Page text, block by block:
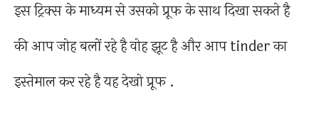
इस ट्रिक्स के माध्यम से उसको प्रूफ के साथ दिखा सकते है
की आप जोह बलों रहे है वोह झूट है और आप tinder का
इस्तेमाल कर रहे है यह देखो प्रूफ .